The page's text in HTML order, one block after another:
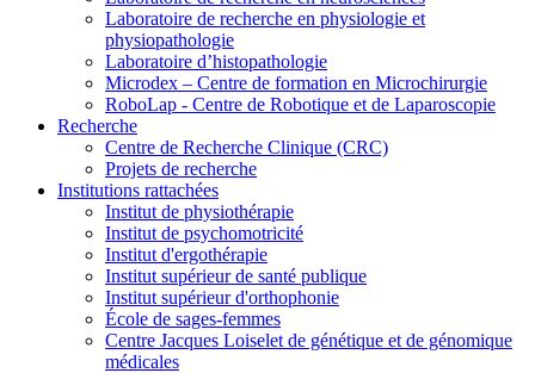
Laboratoire de recherche en physiologie et
physiopathologie
Laboratoire d’histopathologie
Microdex – Centre de formation en Microchirurgie
RoboLap - Centre de Robotique et de Laparoscopie
Recherche
Centre de Recherche Clinique (CRC)
Projets de recherche
Institutions rattachées
Institut de physiothérapie
Institut de psychomotricité
Institut d'ergothérapie
Institut supérieur de santé publique
Institut supérieur d'orthophonie
École de sages-femmes
Centre Jacques Loiselet de génétique et de génomique
médicales